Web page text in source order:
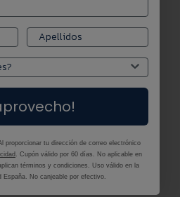
proporcionar tu dirección de correo electrónico
. Cupón válido por 60 días. No aplicable en
términos y condiciones. Uso válido en la
España. No canjeable por efectivo.